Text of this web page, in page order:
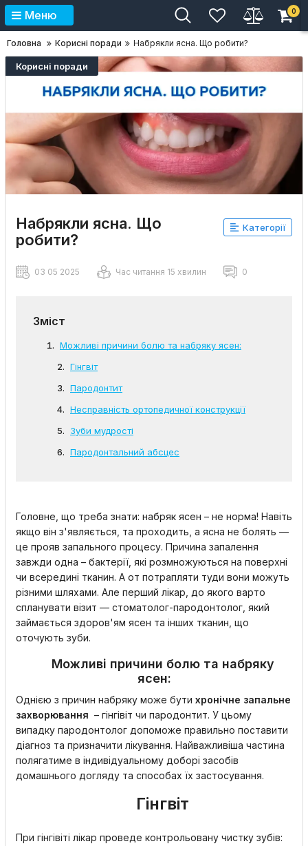
Меню 0
Головна Корисні поради Набрякли ясна. Що робити?
Корисні поради
Набрякли ясна. Що
робити?
Категорії
03 05 2025 Час читання 15 хвилин 0
Зміст
Можливі причини болю та набряку ясен:
Гінгвіт
Пародонтит
Несправність ортопедичної конструкції
Зуби мудрості
Пародонтальний абсцес
Головне, що треба знати: набряк ясен – не норма! Навіть
якщо він з'являється, та проходить, а ясна не болять —
це прояв запального процесу. Причина запалення
завжди одна – бактерії, які розмножуються на поверхні
чи всередині тканин. А от потрапляти туди вони можуть
різними шляхами. Але перший лікар, до якого варто
спланувати візит — стоматолог-пародонтолог, який
займається здоров'ям ясен та інших тканин, що
оточують зуби.
Можливі причини болю та набряку
ясен:
Однією з причин набряку може бути хронічне запальне
захворювання – гінгівіт чи пародонтит. У цьому
випадку пародонтолог допоможе правильно поставити
діагноз та призначити лікування. Найважливіша частина
полягатиме в індивідуальному доборі засобів
домашнього догляду та способах їх застосування.
Гінгвіт
При гінгівіті лікар проведе контрольовану чистку зубів: